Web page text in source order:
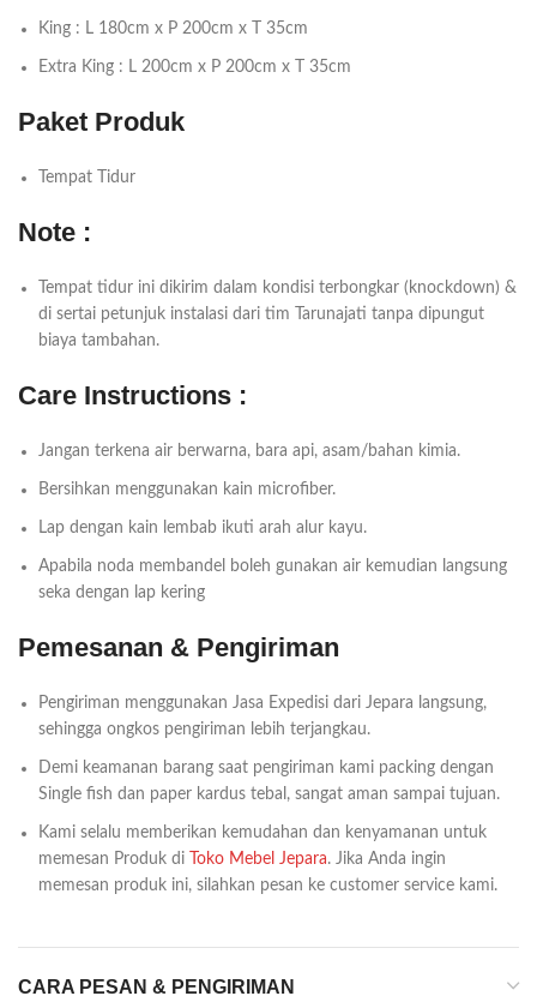
King : L 180cm x P 200cm x T 35cm
Extra King : L 200cm x P 200cm x T 35cm
Paket Produk
Tempat Tidur
Note :
Tempat tidur ini dikirim dalam kondisi terbongkar (knockdown) &
di sertai petunjuk instalasi dari tim Tarunajati tanpa dipungut
biaya tambahan.
Care Instructions :
Jangan terkena air berwarna, bara api, asam/bahan kimia.
Bersihkan menggunakan kain microfiber.
Lap dengan kain lembab ikuti arah alur kayu.
Apabila noda membandel boleh gunakan air kemudian langsung
seka dengan lap kering
Pemesanan & Pengiriman
Pengiriman menggunakan Jasa Expedisi dari Jepara langsung,
sehingga ongkos pengiriman lebih terjangkau.
Demi keamanan barang saat pengiriman kami packing dengan
Single fish dan paper kardus tebal, sangat aman sampai tujuan.
Kami selalu memberikan kemudahan dan kenyamanan untuk
memesan Produk di
Toko Mebel Jepara. Jika Anda ingin
memesan produk ini, silahkan pesan ke customer service kami.
CARA PESAN & PENGIRIMAN